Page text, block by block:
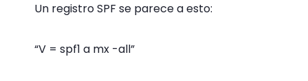
Un registro SPF se parece a esto:
“V = spf1 a mx -all”